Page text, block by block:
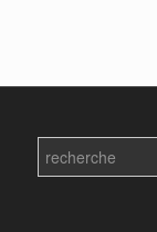
Search
for: